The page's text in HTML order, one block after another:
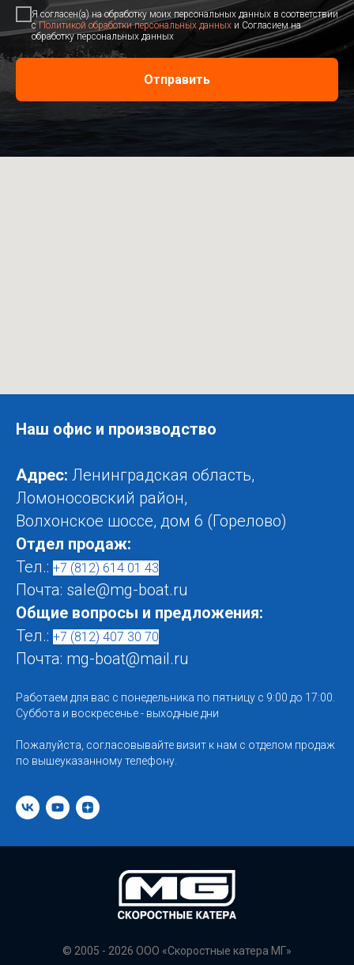
Я согласен(а) на обработку моих персональных данных в соответствии
сПолитикой обработки персональных данных и Согласием на
обработку персональных данных
Отправить
Наш офис и производство
Адрес: Ленинградская область,
Ломоносовский район,
Волхонское шоссе, дом 6 (Горелово)
Отдел продаж:
Тел.: +7 (812) 614 01 43
Почта: sale@mg-boat.ru
Общие вопросы и предложения:
Тел.: +7 (812) 407 30 70
Почта: mg-boat@mail.ru
Работаем для вас с понедельника по пятницу с 9:00 до 17:00.
Суббота и воскресенье - выходные дни
Пожалуйста, согласовывайте визит к нам с отделом продаж
по вышеуказанному телефону.
© 2005 - 2026 ООО «Скоростные катера МГ»